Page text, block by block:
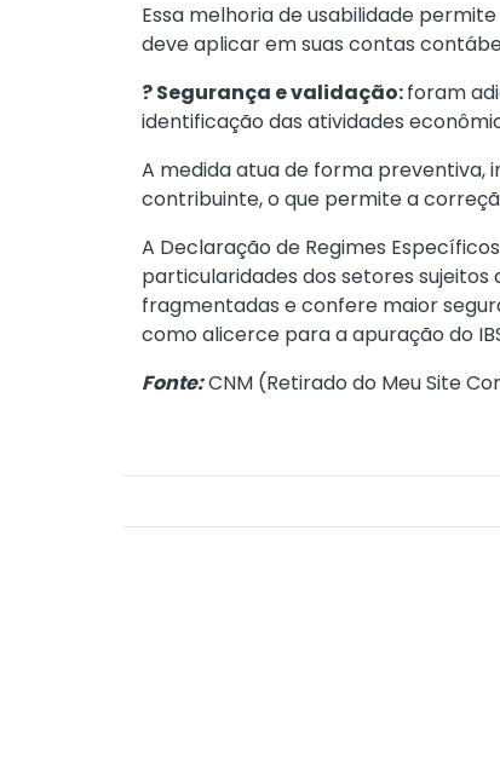
Essa melhoria de usabilidade
deve aplicar em suas contas
? Segurança e validação:foram
identificação das atividades
A medida atua de forma preventiva,
contribuinte, o que permite a
A Declaração de Regimes
particularidades dos setores
fragmentadas e confere maior
como alicerce para a apuração do
Fonte:CNM (Retirado do Meu Site